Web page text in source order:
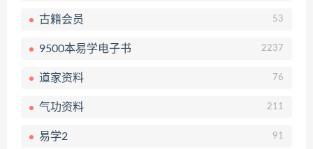
古籍会员 53
9500本易学电子书 2237
道家资料 76
气功资料 211
易学2 91